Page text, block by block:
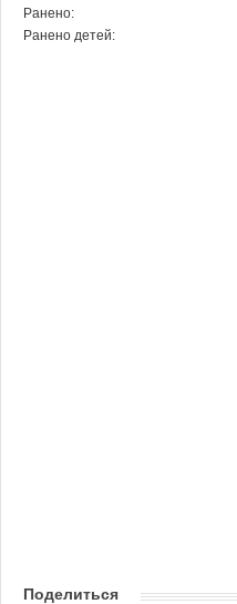
Ранено:
Ранено детей:
Поделиться